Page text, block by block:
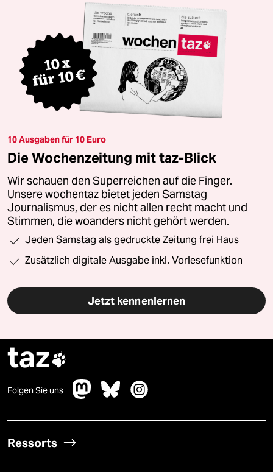
10 Ausgaben für 10 Euro
Die Wochenzeitung mit taz-Blick
Wir schauen den Superreichen auf die Finger.
Unsere wochentaz bietet jeden Samstag
Journalismus, der es nicht allen recht macht und
Stimmen, die woanders nicht gehört werden.
Jeden Samstag als gedruckte Zeitung frei Haus
Zusätzlich digitale Ausgabe inkl. Vorlesefunktion
Jetzt kennenlernen
taz
Folgen Sie uns
Ressorts